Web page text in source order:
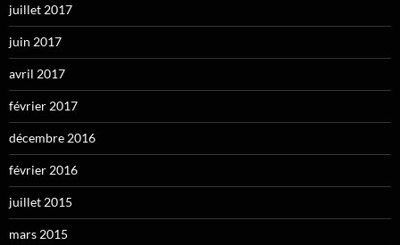
juillet 2017
juin 2017
avril 2017
février 2017
décembre 2016
février 2016
juillet 2015
mars 2015